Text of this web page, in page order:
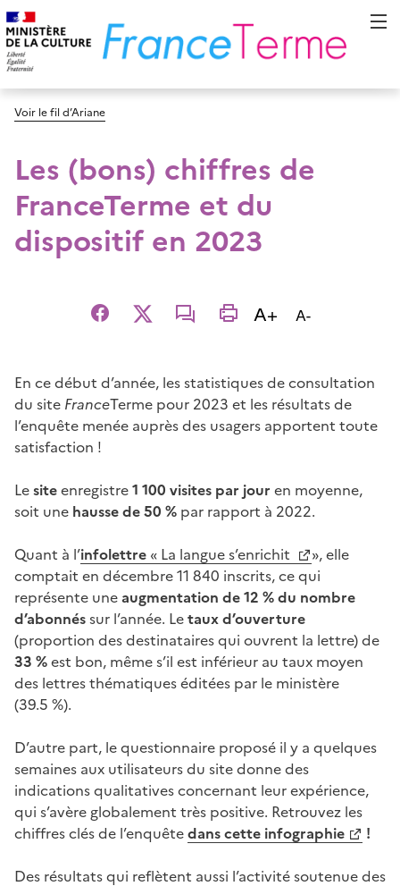
Voir le fil d’Ariane
Les (bons) chiffres de
FranceTerme et du
dispositif en 2023
Facebook
X email imprimer
A+ Augmenter
A-Diminuer la
En ce début d’année, les statistiques de consultation
du site FranceTerme pour 2023 et les résultats de
l’enquête menée auprès des usagers apportent toute
satisfaction !
Lesiteenregistre1 100 visites par jour en moyenne,
soit une hausse de 50 % par rapport à 2022.
Quant à l’infolettre « La langue s’enrichit
», elle
comptait en décembre 11 840 inscrits, ce qui
représente uneaugmentation de 12 % du nombre
d’abonnéssur l’année. Letaux d’ouverture
(proportion des destinataires qui ouvrent la lettre) de
33 %est bon, même s’il est inférieur au taux moyen
des lettres thématiques éditées par le ministère
(39.5 %).
D’autre part, le questionnaire proposé il y a quelques
semaines aux utilisateurs du site donne des
indications qualitatives concernant leur expérience,
qui s’avère globalement très positive. Retrouvez les
chiffres clés de l’enquêtedans cette infographie !
Des résultats qui reflètent aussi l’activité soutenue des